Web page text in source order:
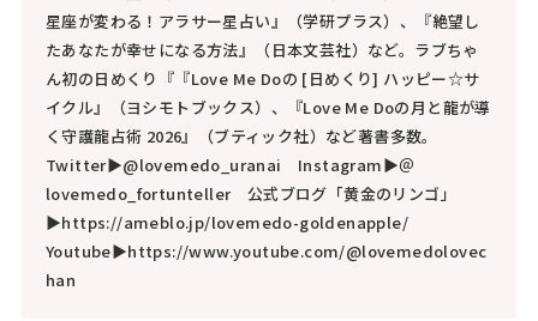
星座が変わる！アラサー星占い』（学研プラス）、『絶望し
たあなたが幸せになる方法』（日本文芸社）など。ラブちゃ
ん初の日めくり『『Love Me Doの [日めくり] ハッピー☆サ
イクル』（ヨシモトブックス）、『Love Me Doの月と龍が導
く守護龍占術 2026』（ブティック社）など著書多数。
Twitter▶@lovemedo_uranai Instagram▶＠
lovemedo_fortunteller 公式ブログ「黄金のリンゴ」
▶https://ameblo.jp/lovemedo-goldenapple/
Youtube▶https://www.youtube.com/@lovemedolovec
han